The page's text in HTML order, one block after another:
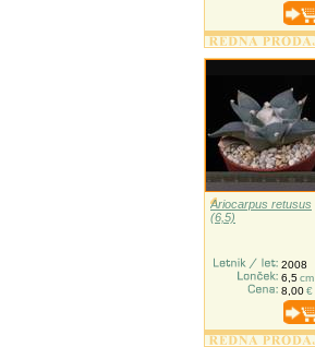
Ariocarpus retusus
(6,5)
2008
6,5cm
8,00€